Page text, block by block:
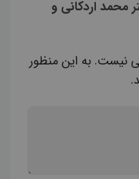
محمد اردکانی و
نیست. به این منظور